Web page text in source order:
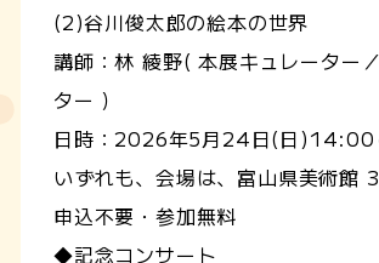
(2)谷川俊太郎の絵本の世界
講師：林 綾野( 本展キュレーター
ター ）
日時：2026年5月24日(日
いずれも、会場は、富山県美術館
申込不要・参加無料
◆記念コンサート